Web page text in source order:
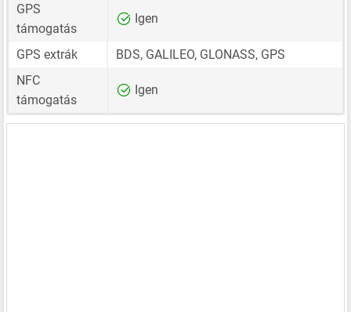
GPS
támogatás
Igen
GPS extrák
BDS, GALILEO, GLONASS, GPS
NFC
támogatás
Igen